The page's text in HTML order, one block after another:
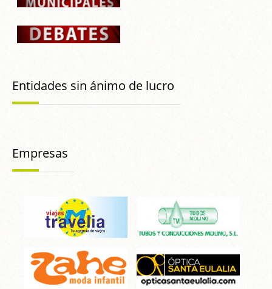
Entidades sin ánimo de lucro
Empresas